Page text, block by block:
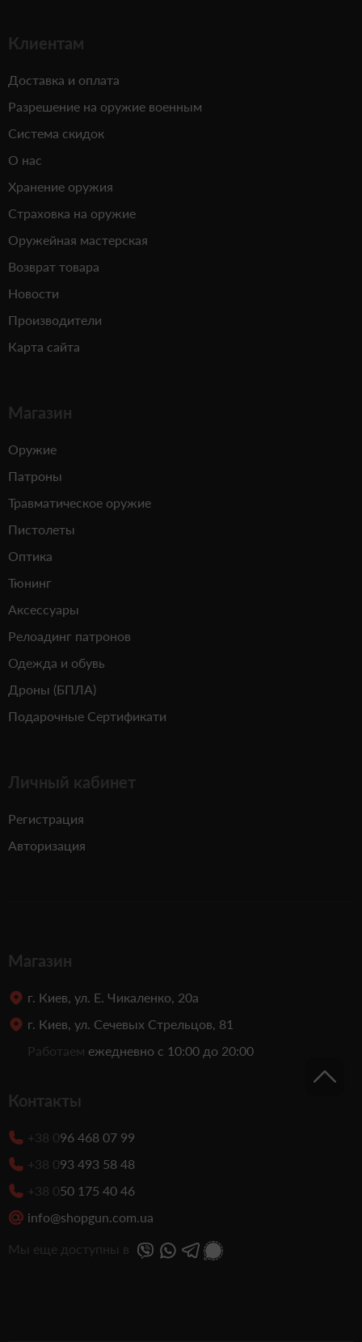
Клиентам
Доставка и оплата
Разрешение на оружие военным
Система скидок
О нас
Хранение оружия
Страховка на оружие
Оружейная мастерская
Возврат товара
Новости
Производители
Карта сайта
Магазин
Оружие
Патроны
Травматическое оружие
Пистолеты
Оптика
Тюнинг
Аксессуары
Релоадинг патронов
Одежда и обувь
Дроны (БПЛА)
Подарочные Сертификати
Личный кабинет
Регистрация
Авторизация
Магазин
г. Киев, ул. Е. Чикаленко, 20а
г. Киев, ул. Сечевых Стрельцов, 81
Работаем ежедневно с 10:00 до 20:00
Контакты
+38 096 468 07 99
+38 093 493 58 48
+38 050 175 40 46
info@shopgun.com.ua
Мы еще доступны в